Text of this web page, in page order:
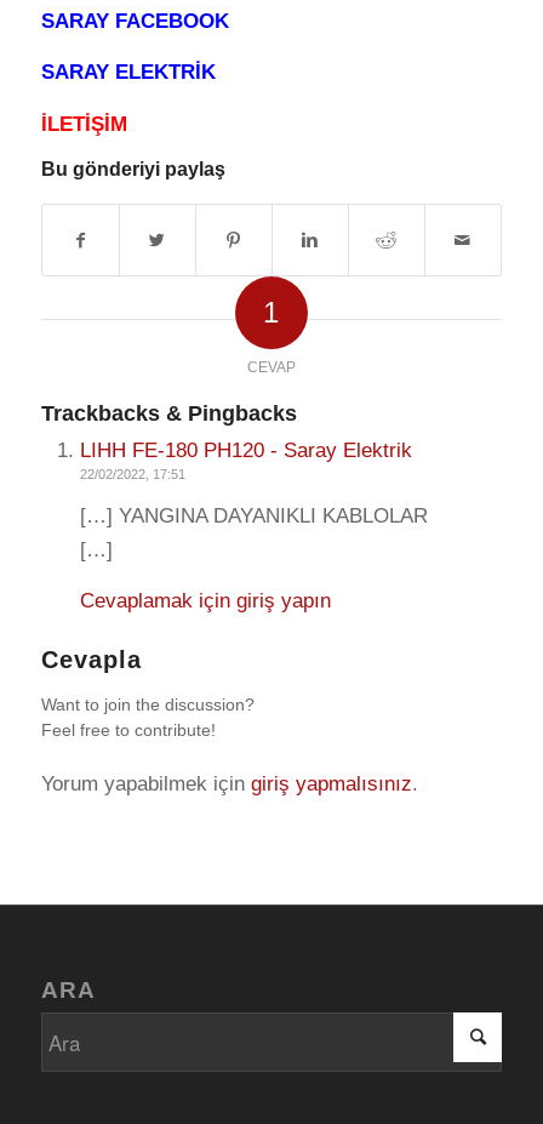
SARAY FACEBOOK
SARAY ELEKTRİK
İLETİŞİM
Bu gönderiyi paylaş
1
CEVAP
Trackbacks & Pingbacks
LIHH FE-180 PH120 - Saray Elektrik
22/02/2022, 17:51
[…] YANGINA DAYANIKLI KABLOLAR
[…]
Cevaplamak için giriş yapın
Cevapla
Want to join the discussion?
Feel free to contribute!
Yorum yapabilmek için giriş yapmalısınız.
ARA